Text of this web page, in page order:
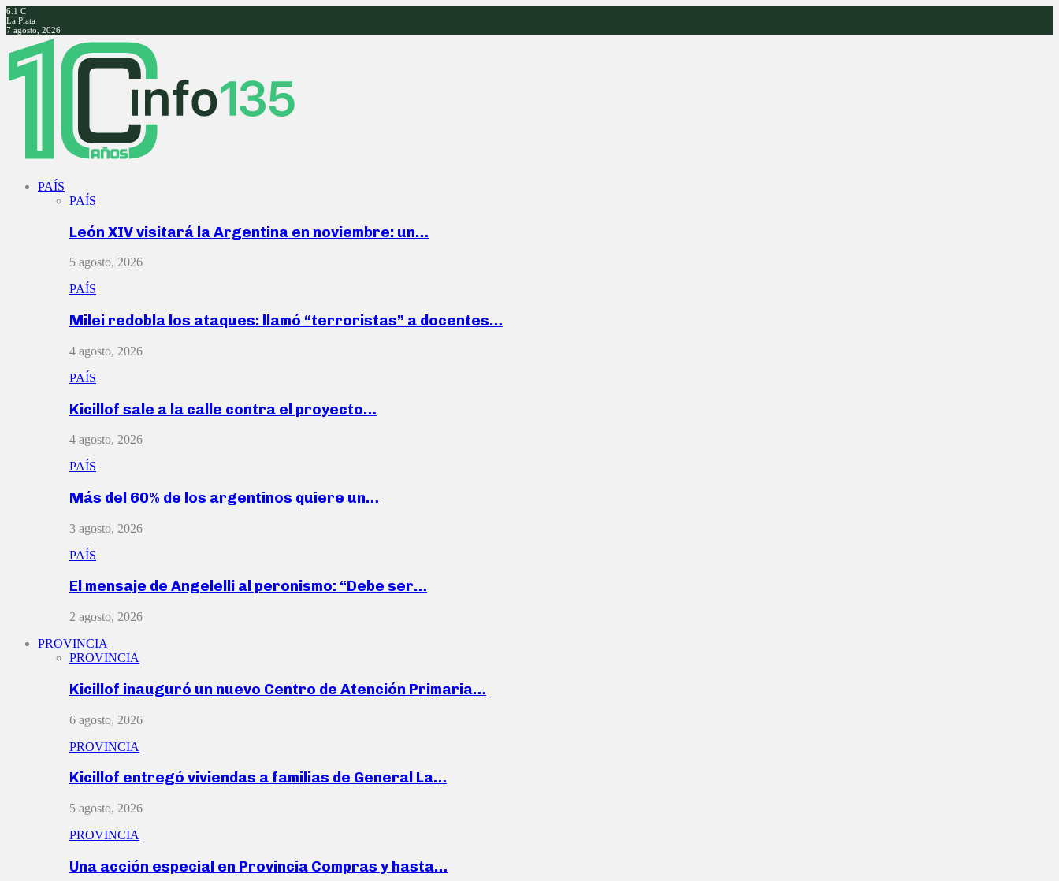
6.1 C
La Plata
7 agosto, 2026
Facebook
Twitter
Instagram
Youtube
PAÍS
PAÍS
León XIV visitará la Argentina en noviembre: un…
5 agosto, 2026
PAÍS
Milei redobla los ataques: llamó “terroristas” a docentes…
4 agosto, 2026
PAÍS
Kicillof sale a la calle contra el proyecto…
4 agosto, 2026
PAÍS
Más del 60% de los argentinos quiere un…
3 agosto, 2026
PAÍS
El mensaje de Angelelli al peronismo: “Debe ser…
2 agosto, 2026
PROVINCIA
PROVINCIA
Kicillof inauguró un nuevo Centro de Atención Primaria…
6 agosto, 2026
PROVINCIA
Kicillof entregó viviendas a familias de General La…
5 agosto, 2026
PROVINCIA
Una acción especial en Provincia Compras y hasta…